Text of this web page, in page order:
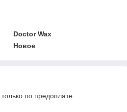
Doctor Wax
Новое
по предоплате.